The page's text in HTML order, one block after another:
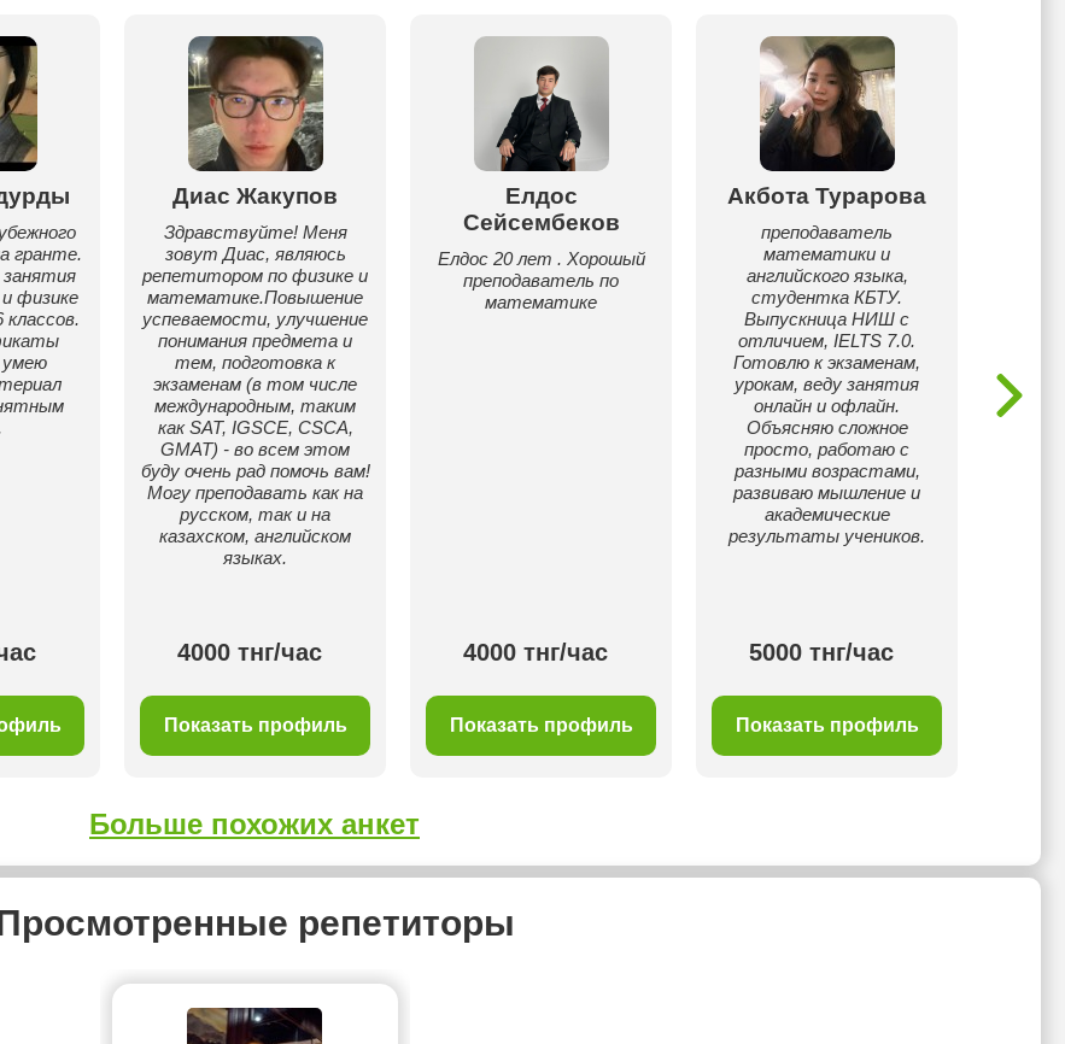
гранте.
занятия
физике
классов.
умею
Диас Жакупов
Здравствуйте! Меня
зовут Диас, являюсь
репетитором по физике и
математике.Повышение
успеваемости, улучшение
понимания предмета и
тем, подготовка к
экзаменам (в том числе
международным, таким
как SAT, IGSCE, CSCA,
GMAT) - во всем этом
буду очень рад помочь вам!
Могу преподавать как на
русском, так и на
казахском, английском
языках.
4000 тнг/час
Показать профиль
Елдос
Сейсембеков
Елдос 20 лет . Хорошый
преподаватель по
математике
4000 тнг/час
Показать профиль
Акбота Турарова
преподаватель
математики и
английского языка,
студентка КБТУ.
Выпускница НИШ с
отличием, IELTS 7.0.
Готовлю к экзаменам,
урокам, веду занятия
онлайн и офлайн.
Объясняю сложное
просто, работаю с
разными возрастами,
развиваю мышление и
академические
результаты учеников.
5000 тнг/час
Показать профиль
и
же
Больше похожих анкет
репетиторы